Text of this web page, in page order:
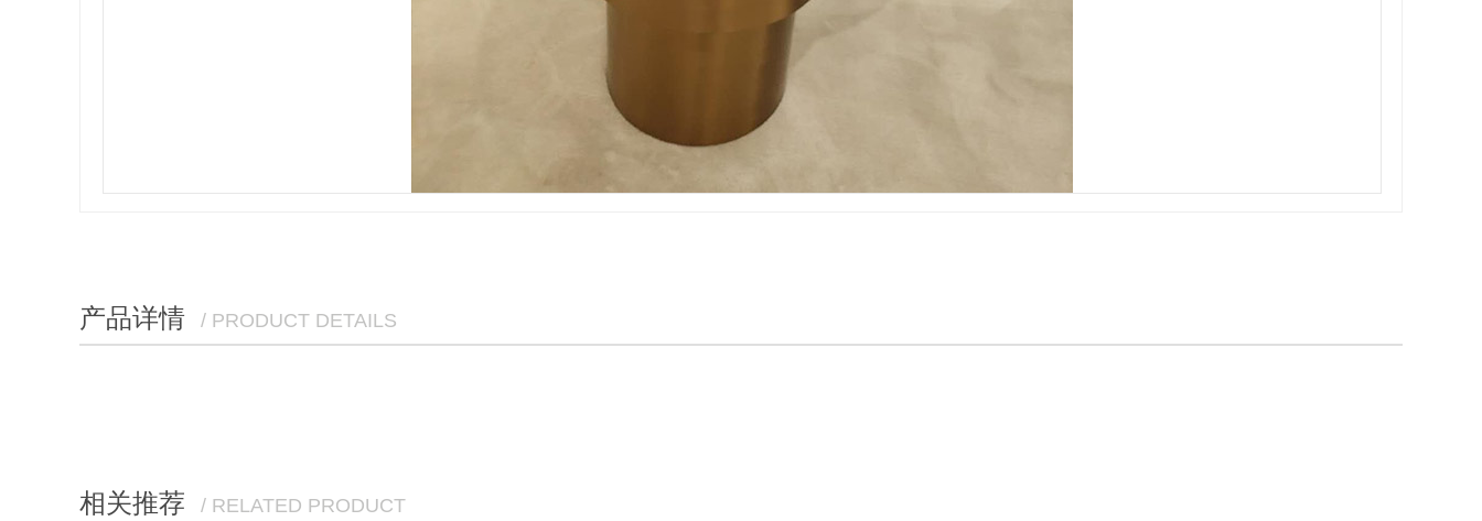
产品详情 / PRODUCT DETAILS
相关推荐 / RELATED PRODUCT